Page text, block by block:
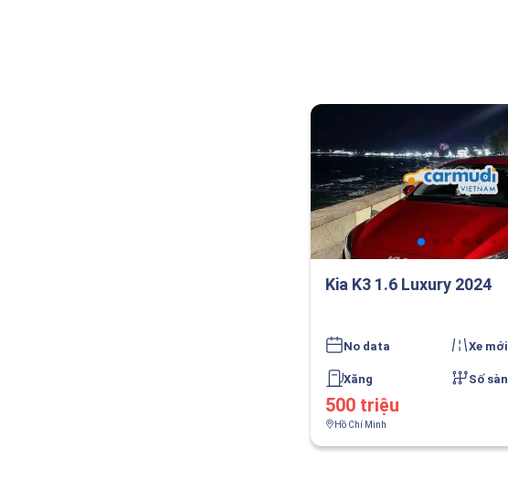
Kia K3 1.6 Luxury 2024
No data Xe mới
Xăng Số sàn
500 triệu
Hồ Chí Minh